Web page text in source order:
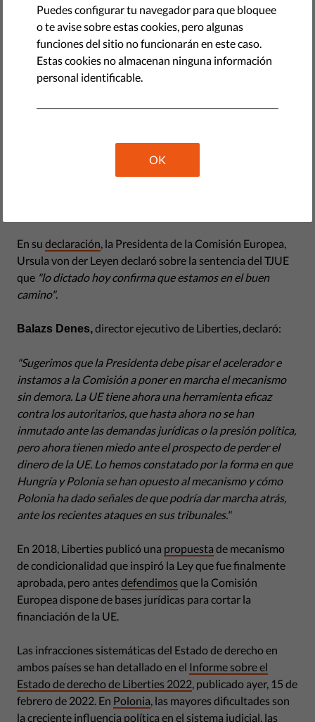
La Unión por las Libertades Civiles de Europa
que paralizaría la entrega de fondos de la UE a los
países que infrinjan sistemáticamente el Estado de
En su declaración , la Presidenta de la Comisión Europea,
Ursula von der Leyen declaró sobre la sentencia del TJUE
que "lo dictado hoy confirma que estamos en el buen
camino".
Balazs Denes,director ejecutivo de Liberties, declaró:
"Sugerimos que la Presidenta debe pisar el acelerador e
instamos a la Comisión a poner en marcha el mecanismo
sin demora. La UE tiene ahora una herramienta eficaz
contra los autoritarios, que hasta ahora no se han
inmutado ante las demandas jurídicas o la presión política,
pero ahora tienen miedo ante el prospecto de perder el
dinero de la UE. Lo hemos constatado por la forma en que
Hungría y Polonia se han opuesto al mecanismo y cómo
Polonia ha dado señales de que podría dar marcha atrás,
ante los recientes ataques en sus tribunales."
En 2018, Liberties publicó una propuesta de mecanismo
de condicionalidad que inspiró la Ley que fue finalmente
aprobada, pero antes defendimos que la Comisión
Europea dispone de bases jurídicas para cortar la
financiación de la UE.
Las infracciones sistemáticas del Estado de derecho en
ambos países se han detallado en el Informe sobre el
Estado de derecho de Liberties 2022 , publicado ayer, 15 de
febrero de 2022. En Polonia , las mayores dificultades son
la creciente influencia política en el sistema judicial, las
Puedes configurar tu navegador para que bloquee
o te avise sobre estas cookies, pero algunas
funciones del sitio no funcionarán en este caso.
Estas cookies no almacenan ninguna información
personal identificable.
OK